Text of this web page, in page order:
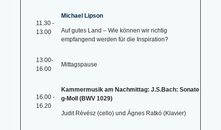
11.30 -
13.00
Michael Lipson
Auf gutes Land – Wie können wir richtig
empfangend werden für die Inspiration?
13.00-
16.00
Mittagspause
16.00 -
16.20
Kammermusik am Nachmittag: J.S.Bach: Sonate
g-Moll (BWV 1029)
Judit Révész (cello) und Ágnes Ratkó (Klavier)